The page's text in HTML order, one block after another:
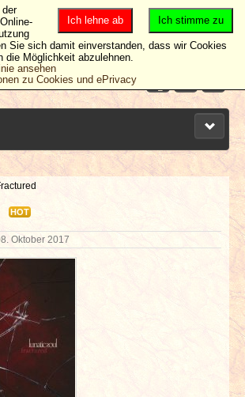
HOT
Oktober 2017
Ich stimme zu
Ich lehne ab
Sie sich damit einverstanden, dass wir Cookies
die Möglichkeit abzulehnen.
ansehen
zu Cookies und ePrivacy